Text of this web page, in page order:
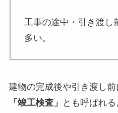
工事の途中・引き渡し
多い。
建物の完成後や引き渡し前
「竣工検査」
とも呼ばれる